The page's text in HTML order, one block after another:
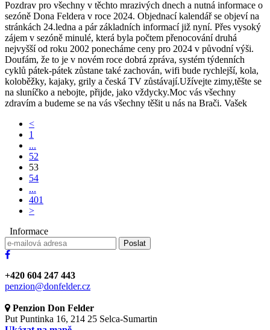
Pozdrav pro všechny v těchto mrazivých dnech a nutná informace o
sezóně Dona Feldera v roce 2024. Objednací kalendář se objeví na
stránkách 24.ledna a pár základních informací již nyní. Přes vysoký
zájem v sezóně minulé, která byla počtem přenocování druhá
nejvyšší od roku 2002 ponecháme ceny pro 2024 v původní výši.
Doufám, že to je v novém roce dobrá zpráva, systém týdenních
cyklů pátek-pátek zůstane také zachován, wifi bude rychlejší, kola,
koloběžky, kajaky, grily a česká TV zůstávají.Užívejte zimy,těšte se
na sluníčko a nebojte, přijde, jako vždycky.Moc vás všechny
zdravím a budeme se na vás všechny těšit u nás na Brači. Vašek
<
1
...
52
53
54
...
401
>
Informace
Poslat
+420 604 247 443
penzion@donfelder.cz
Penzion Don Felder
Put Puntinka 16, 214 25 Selca-Sumartin